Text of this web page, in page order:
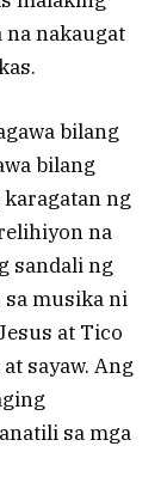
na nakaugat
bilang
bilang
ng
na
sandali ng
sa musika ni
at Tico
sayaw. Ang
sa mga